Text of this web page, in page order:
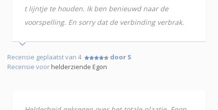
t lijntje te houden. Ik ben benieuwd naar de
voorspelling. En sorry dat de verbinding verbrak.
Recensie geplaatst van 4
door S
Recensie voorhelderziende Egon